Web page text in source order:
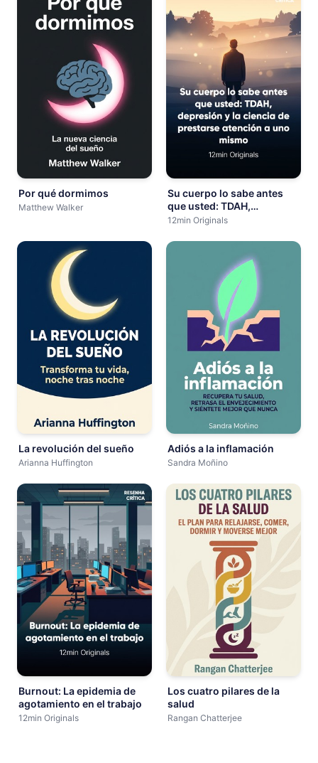
Por qué dormimos
Matthew Walker
Su cuerpo lo sabe antes
que usted: TDAH,
depresión y la ciencia de
mismo
12min Originals
La revolución del sueño
Arianna Huffington
Adiós a la inflamación
Sandra Moñino
Burnout: La epidemia de
agotamiento en el trabajo
12min Originals
Los cuatro pilares de la
salud
Rangan Chatterjee